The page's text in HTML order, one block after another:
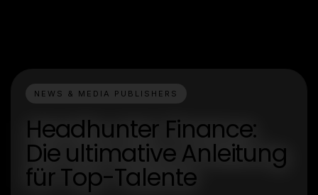
NEWS & MEDIA PUBLISHERS
Headhunter Finance:
Die ultimative Anleitung
für Top-Talente